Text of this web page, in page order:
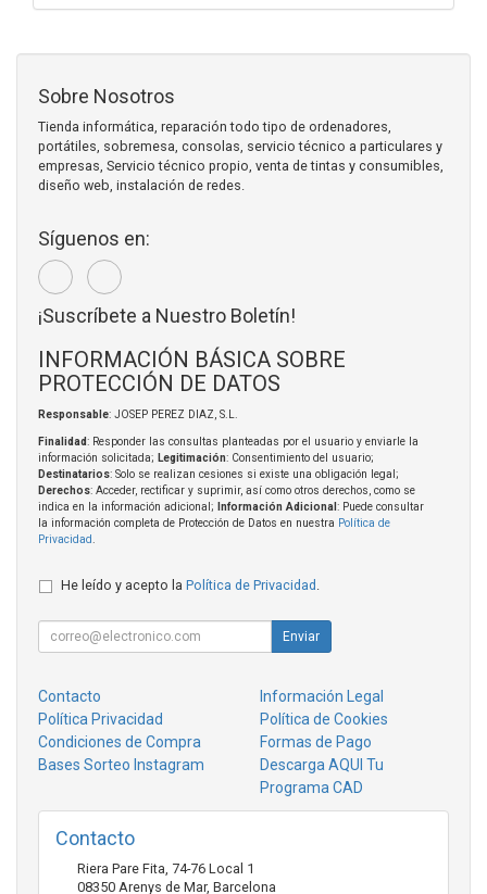
Sobre Nosotros
Tienda informática, reparación todo tipo de ordenadores,
portátiles, sobremesa, consolas, servicio técnico a particulares y
empresas, Servicio técnico propio, venta de tintas y consumibles,
diseño web, instalación de redes.
Síguenos en:
¡Suscríbete a Nuestro Boletín!
INFORMACIÓN BÁSICA SOBRE
PROTECCIÓN DE DATOS
Responsable: JOSEP PEREZ DIAZ, S.L.
Finalidad: Responder las consultas planteadas por el usuario y enviarle la
información solicitada; Legitimación: Consentimiento del usuario;
Destinatarios: Solo se realizan cesiones si existe una obligación legal;
Derechos: Acceder, rectificar y suprimir, así como otros derechos, como se
indica en la información adicional;
Información Adicional : Puede consultar
la información completa de Protección de Datos en nuestra Política de
Privacidad
He leído y acepto la Política de Privacidad
Enviar
Contacto
Información Legal
Política Privacidad
Política de Cookies
Condiciones de Compra
Formas de Pago
Bases Sorteo Instagram
Descarga AQUI Tu
Programa CAD
Contacto
Riera Pare Fita, 74-76 Local 1
08350 Arenys de Mar, Barcelona